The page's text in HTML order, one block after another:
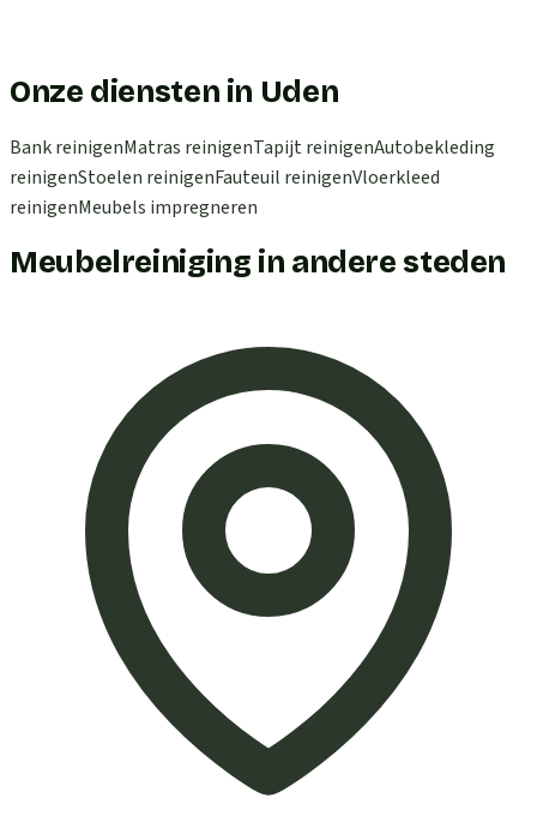
Onze diensten in Uden
Bank reinigenMatras reinigenTapijt reinigenAutobekleding
reinigenStoelen reinigenFauteuil reinigenVloerkleed
reinigenMeubels impregneren
Meubelreiniging in andere steden